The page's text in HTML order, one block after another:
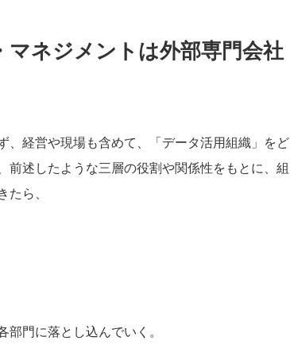
マネジメントは外部専門会社
経営や現場も含めて、「データ活用組織」をど
前述したような三層の役割や関係性をもとに、組
ら、
門に落とし込んでいく。